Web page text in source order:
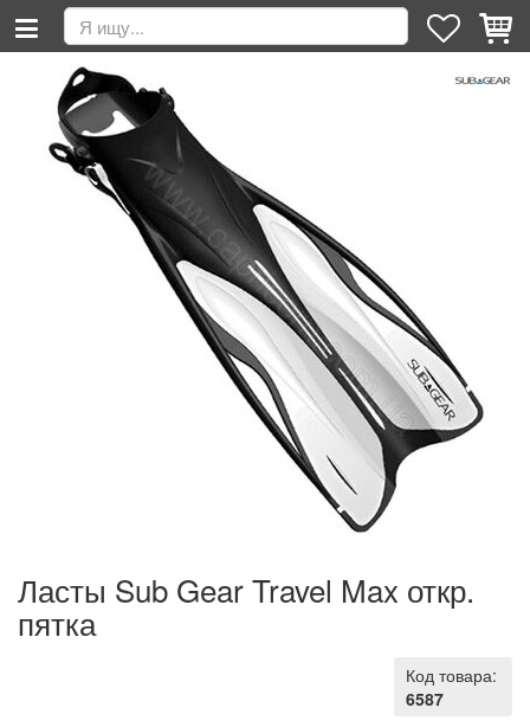
Ласты Sub Gear Travel Max откр.
пятка
Код товара:
6587